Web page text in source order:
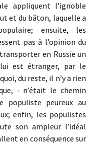
appliquent l’ignoble
et du bâton, laquelle a
ensuite, les
pas à l’opinion du
en Russie un
est étranger, par le
du reste, il n’y a rien
‑ n’était le chemin
populiste peureux au
enfin, les populistes
son ampleur l’idéal
en conséquence sur